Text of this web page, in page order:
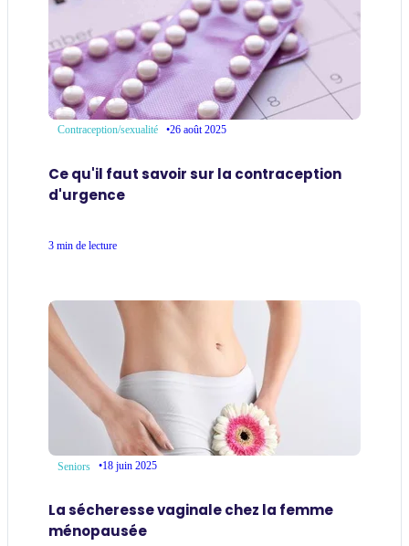
Contraception/sexualité •26 août 2025
Ce qu'il faut savoir sur la contraception
d'urgence
3 min de lecture
Seniors •18 juin 2025
La sécheresse vaginale chez la femme
ménopausée